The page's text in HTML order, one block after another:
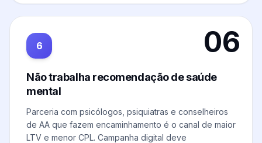
06
6
Não trabalha recomendação de saúde
mental
Parceria com psicólogos, psiquiatras e conselheiros
de AA que fazem encaminhamento é o canal de maior
LTV e menor CPL. Campanha digital deve